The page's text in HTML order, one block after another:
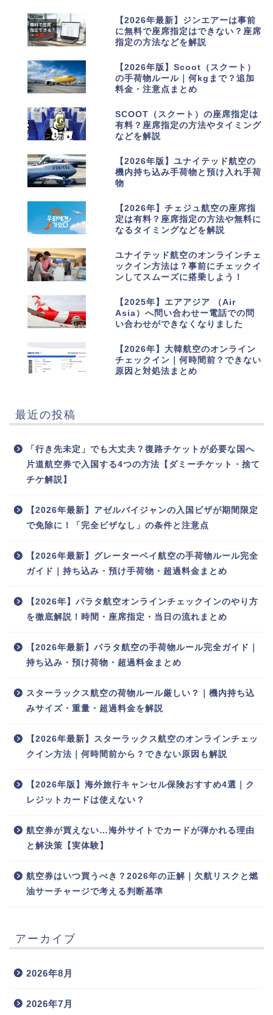
【2026年最新】ジンエアーは事前
に無料で座席指定はできない？座席
指定の方法などを解説
【2026年版】Scoot（スクート）
の手荷物ルール｜何kgまで？追加
料金・注意点まとめ
SCOOT（スクート）の座席指定は
有料？座席指定の方法やタイミング
などを解説
【2026年版】ユナイテッド航空の
機内持ち込み手荷物と預け入れ手荷
物
【2026年】チェジュ航空の座席指
定は有料？座席指定の方法や無料に
なるタイミングなどを解説
ユナイテッド航空のオンラインチェ
ックイン方法は？事前にチェックイ
ンしてスムーズに搭乗しよう！
【2025年】エアアジア （Air
Asia）へ問い合わせー電話での問
い合わせができなくなりました
【2026年】大韓航空のオンライン
チェックイン｜何時間前？できない
原因と対処法まとめ
最近の投稿
「行き先未定」でも大丈夫？復路チケットが必要な国へ
片道航空券で入国する4つの方法【ダミーチケット・捨て
チケ解説】
【2026年最新】アゼルバイジャンの入国ビザが期間限定
で免除に！「完全ビザなし」の条件と注意点
【2026年最新】グレーターベイ航空の手荷物ルール完全
ガイド｜持ち込み・預け手荷物・超過料金まとめ
【2026年】パラタ航空オンラインチェックインのやり方
を徹底解説！時間・座席指定・当日の流れまとめ
【2026年最新】パラタ航空の手荷物ルール完全ガイド｜
持ち込み・預け荷物・超過料金まとめ
スターラックス航空の荷物ルール厳しい？｜機内持ち込
みサイズ・重量・超過料金を解説
【2026年最新】スターラックス航空のオンラインチェッ
クイン方法｜何時間前から？できない原因も解説
【2026年版】海外旅行キャンセル保険おすすめ4選｜ク
レジットカードは使えない？
航空券が買えない…海外サイトでカードが弾かれる理由
と解決策【実体験】
航空券はいつ買うべき？2026年の正解｜欠航リスクと燃
油サーチャージで考える判断基準
アーカイブ
2026年8月
2026年7月